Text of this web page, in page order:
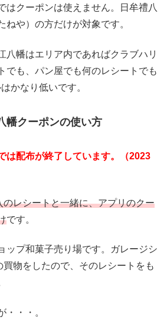
はクーポンは使えません。日牟禮八
ねや）の方だけが対象です。
八幡はエリア内であればクラブハリ
でも、パン屋でも何のレシートでも
かなり低いです。
幡クーポンの使い方
は配布が終了しています。（2023
レシートと一緒に、アプリのクー
です。
ップ和菓子売り場です。ガレージシ
買物をしたので、そのレシートをも
・・・。